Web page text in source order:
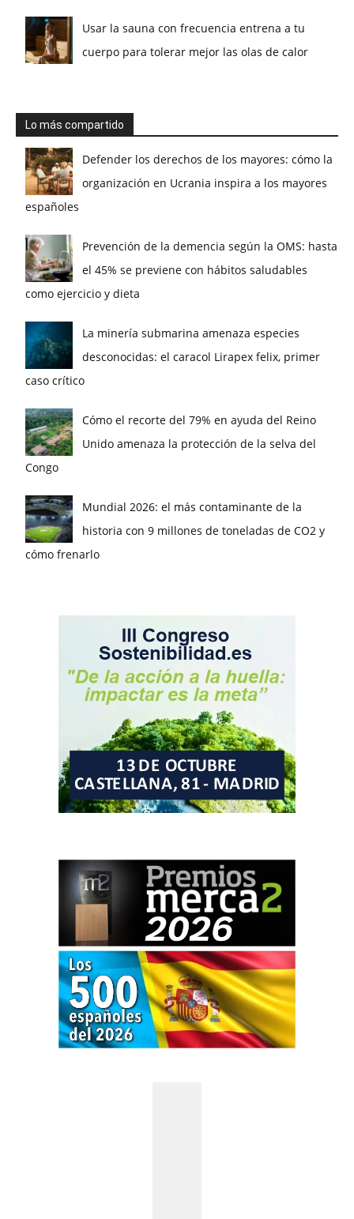
Usar la sauna con frecuencia entrena a tu
cuerpo para tolerar mejor las olas de calor
Lo más compartido
Defender los derechos de los mayores: cómo la
organización en Ucrania inspira a los mayores
españoles
Prevención de la demencia según la OMS: hasta
el 45% se previene con hábitos saludables
como ejercicio y dieta
La minería submarina amenaza especies
desconocidas: el caracol Lirapex felix, primer
caso crítico
Cómo el recorte del 79% en ayuda del Reino
Unido amenaza la protección de la selva del
Congo
Mundial 2026: el más contaminante de la
historia con 9 millones de toneladas de CO2 y
cómo frenarlo